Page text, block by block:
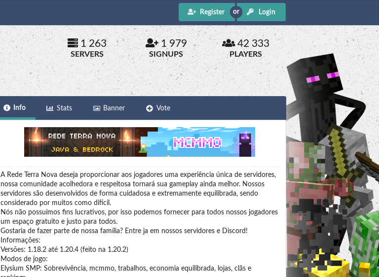
Register Login
1 263
SERVERS
1 979
SIGNUPS
42 333
PLAYERS
Info Stats Banner Vote
A Rede Terra Nova deseja proporcionar aos jogadores uma experiência única de servidores,
nossa comunidade acolhedora e respeitosa tornará sua gameplay ainda melhor. Nossos
servidores são desenvolvidos de forma cuidadosa e extremamente equilibrada, sendo
considerado por muitos como difícil.
Nós não possuímos fins lucrativos, por isso podemos fornecer para todos nossos jogadores
um espaço gratuito e justo para todos.
Gostaria de fazer parte de nossa família? Entre ja em nossos servidores e Discord!
Informações:
Versões: 1.18.2 até 1.20.4 (feito na 1.20.2)
Modos de jogo:
Elysium SMP: Sobrevivência, mcmmo, trabalhos, economia equilibrada, lojas, clãs e